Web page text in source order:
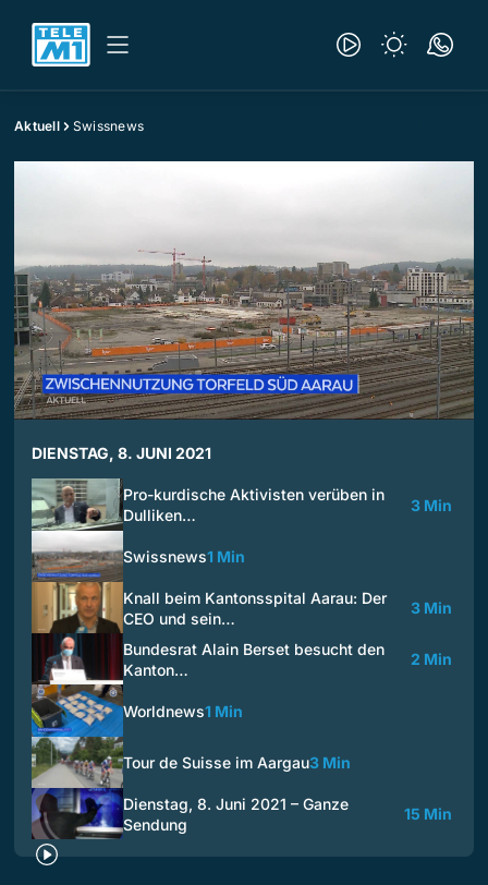
Aktuell Swissnews
DIENSTAG, 8. JUNI 2021
Pro-kurdische Aktivisten verüben in
Dulliken…
3 Min
Swissnews1 Min
Knall beim Kantonsspital Aarau: Der
CEO und sein…
3 Min
Bundesrat Alain Berset besucht den
Kanton…
2 Min
Worldnews1 Min
Tour de Suisse im Aargau3 Min
Dienstag, 8. Juni 2021 – Ganze
Sendung
15 Min